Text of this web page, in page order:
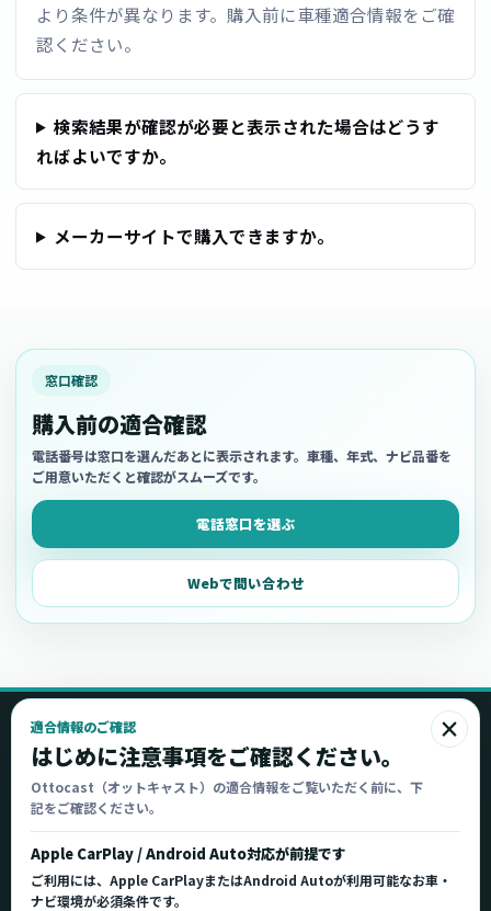
より条件が異なります。購入前に車種適合情報をご確
認ください。
検索結果が確認が必要と表示された場合はどうす
ればよいですか。
メーカーサイトで購入できますか。
窓口確認
購入前の適合確認
電話番号は窓口を選んだあとに表示されます。車種、年式、ナビ品番を
ご用意いただくと確認がスムーズです。
電話窓口を選ぶ
Webで問い合わせ
×
適合情報のご確認
はじめに注意事項をご確認ください。
Ottocast（オットキャスト）の適合情報をご覧いただく前に、下
記をご確認ください。
Apple CarPlay / Android Auto対応が前提です
ご利用には、Apple CarPlayまたはAndroid Autoが利用可能なお車・
ナビ環境が必須条件です。
Ottocast
オットキャスト
Ottocast正規販売代理店 Azgate株式会社
Ottocast（オットキャスト）の製品情報、車種適
合、サポート情報を日本国内向けに整理してご案内し
ます。